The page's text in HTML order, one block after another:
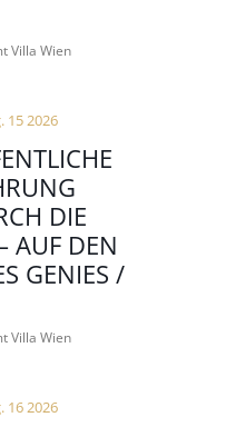
Villa Wien
15 2026
DIE
AUF DEN
GENIES /
Villa Wien
16 2026